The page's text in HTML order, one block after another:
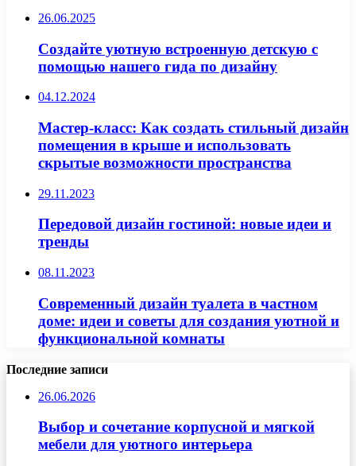
26.06.2025
Создайте уютную встроенную детскую с
помощью нашего гида по дизайну
04.12.2024
Мастер-класс: Как создать стильный дизайн
помещения в крыше и использовать
скрытые возможности пространства
29.11.2023
Передовой дизайн гостиной: новые идеи и
тренды
08.11.2023
Современный дизайн туалета в частном
доме: идеи и советы для создания уютной и
функциональной комнаты
Последние записи
26.06.2026
Выбор и сочетание корпусной и мягкой
мебели для уютного интерьера